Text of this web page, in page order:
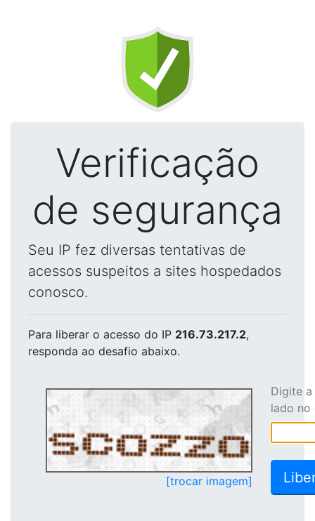
Verificação
de segurança
Seu IP fez diversas tentativas de
acessos suspeitos a sites hospedados
conosco.
Para liberar o acesso do IP 216.73.217.2,
responda ao desafio abaixo.
[trocar imagem]
Digite
lado no